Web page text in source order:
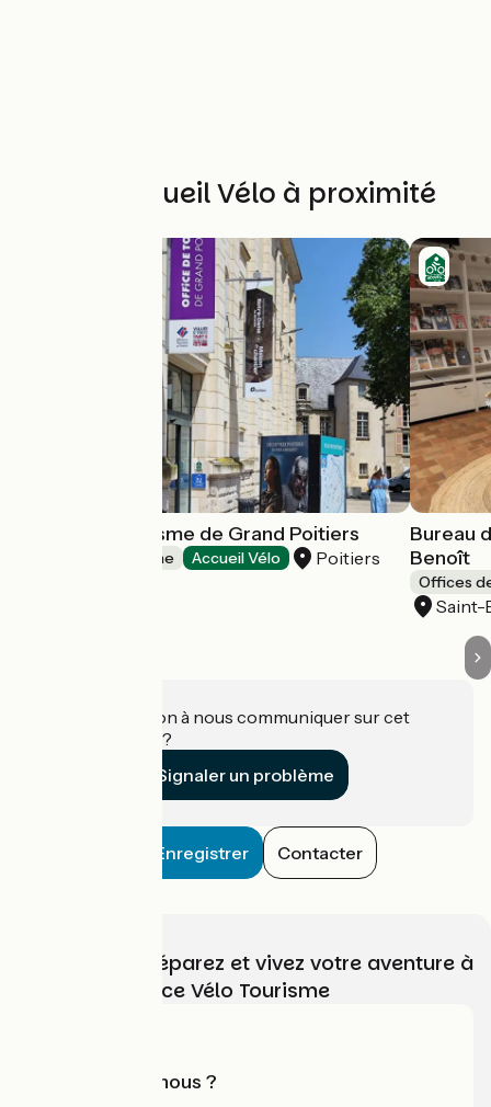
Autres Accueil Vélo à proximité
Office de Tourisme de Grand Poitiers
Offices de Tourisme Accueil Vélo Poitiers
Bureau
Benoît
Offices
Saint-
Une information à nous communiquer sur cet
établissement ?
Signaler un problème
Enregistrer Contacter
Choisissez, préparez et vivez votre aventure à
vélo avec France Vélo Tourisme
Qui sommes-nous ?